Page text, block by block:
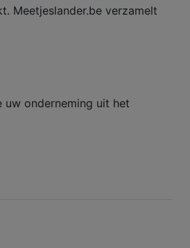
Meetjeslander.be verzamelt
uw onderneming uit het